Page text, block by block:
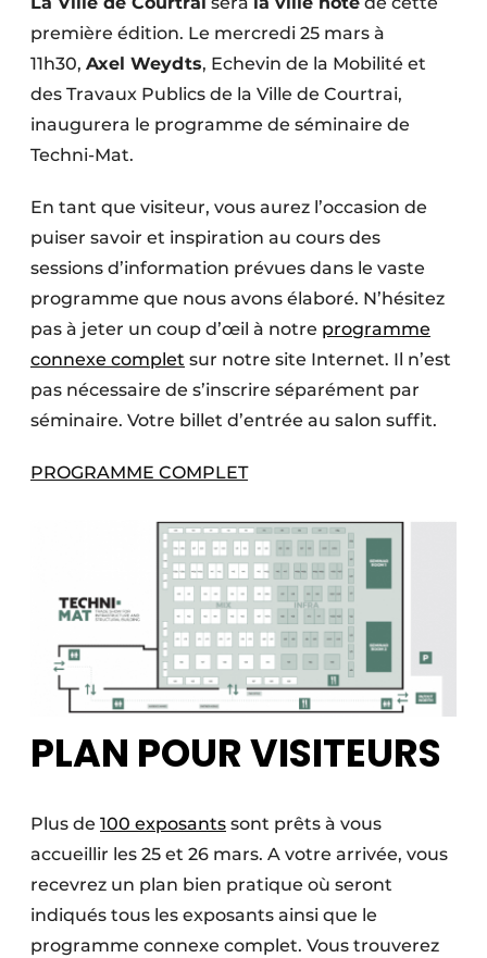
Termes et conditions
Video’s
Construction bois
Contrôle d’accès
Éclairage
Fondations
Façades
Géotextiles
Sécurité incendie
Software
Techniques ferroviaires
Travaux ferroviaires
première édition. Le mercredi 25 mars à
11h30, Axel Weydts, Echevin de la Mobilité et
des Travaux Publics de la Ville de Courtrai,
inaugurera le programme de séminaire de
Techni-Mat.
En tant que visiteur, vous aurez l’occasion de
puiser savoir et inspiration au cours des
sessions d’information prévues dans le vaste
programme que nous avons élaboré. N’hésitez
pas à jeter un coup d’œil à notre programme
connexe complet sur notre site Internet. Il n’est
pas nécessaire de s’inscrire séparément par
séminaire. Votre billet d’entrée au salon suffit.
PROGRAMME COMPLET
PLAN POUR VISITEURS
Plus de 100 exposants sont prêts à vous
accueillir les 25 et 26 mars. A votre arrivée, vous
recevrez un plan bien pratique où seront
indiqués tous les exposants ainsi que le
programme connexe complet. Vous trouverez